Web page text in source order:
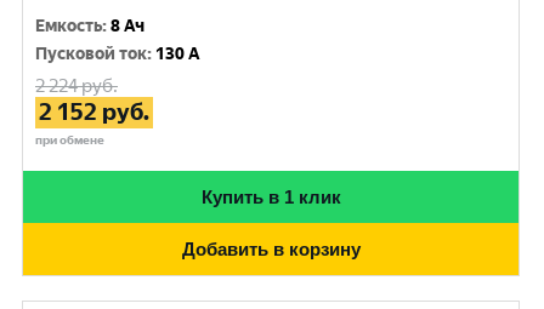
Емкость:8 Ач
Пусковой ток: 130 A
2 224руб.
2 152 руб.
при обмене
Купить в 1 клик
Добавить в корзину